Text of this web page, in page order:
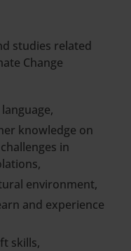
studies related
Change
knowledge on
in
environment,
and experience
skills,